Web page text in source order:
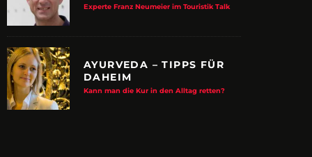
MACHER
System werden Reisen sicherer
ZUPANCIC
Experte Franz Neumeier im Touristik Talk
AYURVEDA – TIPPS FÜR
DAHEIM
Kann man die Kur in den Alltag retten?